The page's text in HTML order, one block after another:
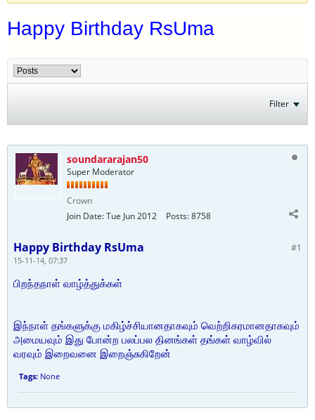
Happy Birthday RsUma
Filter
soundararajan50
Super Moderator
Crown
Join Date:Tue Jun 2012 Posts:8758
#1
Happy Birthday RsUma
15-11-14, 07:37
பிறந்தநாள் வாழ்த்துக்கள்
இந்நாள் தங்களுக்கு மகிழ்ச்சியானதாகவும் வெற்றிகரமானதாகவும்
அமையவும் இது போன்ற பலப்பல தினங்கள் தங்கள் வாழ்வில்
வரவும் இறைவனை இறைஞ்சுகிறேன்
Tags: None